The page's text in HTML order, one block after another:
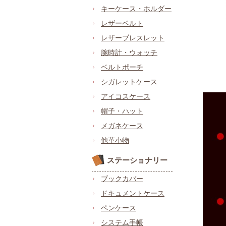
キーケース・ホルダー
レザーベルト
レザーブレスレット
腕時計・ウォッチ
ベルトポーチ
シガレットケース
アイコスケース
帽子・ハット
メガネケース
他革小物
ステーショナリー
ブックカバー
ドキュメントケース
ペンケース
システム手帳